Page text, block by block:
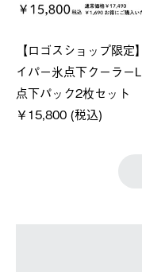
【ロゴスショップ限定
イパー氷点下クーラー
点下パック2枚セット
￥15,800 (税込)